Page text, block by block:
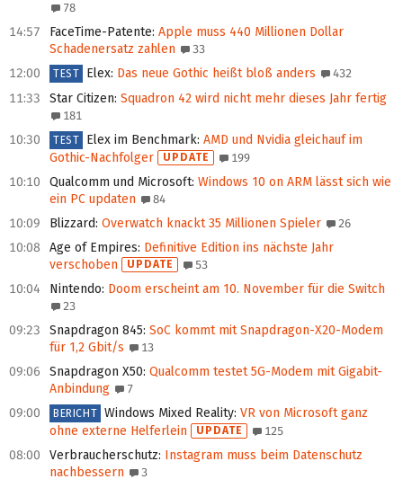
78
14:57 FaceTime-Patente: Apple muss 440 Millionen Dollar
Schadenersatz zahlen
33
12:00 TEST Elex: Das neue Gothic heißt bloß anders 432
11:33 Star Citizen: Squadron 42 wird nicht mehr dieses Jahr fertig
181
10:30 TEST Elex im Benchmark: AMD und Nvidia gleichauf im
Gothic-Nachfolger
UPDATE 199
10:10 Qualcomm und Microsoft: Windows 10 on ARM lässt sich wie
ein PC updaten
84
10:09 Blizzard: Overwatch knackt 35 Millionen Spieler 26
10:08 Age of Empires: Definitive Edition ins nächste Jahr
verschoben
UPDATE 53
10:04 Nintendo: Doom erscheint am 10. November für die Switch
23
09:23 Snapdragon 845: SoC kommt mit Snapdragon-X20-Modem
für 1,2 Gbit/s
13
09:06 Snapdragon X50: Qualcomm testet 5G-Modem mit Gigabit-
Anbindung
7
09:00 BERICHT Windows Mixed Reality: VR von Microsoft ganz
ohne externe Helferlein
UPDATE 125
08:00 Verbraucherschutz: Instagram muss beim Datenschutz
nachbessern
3